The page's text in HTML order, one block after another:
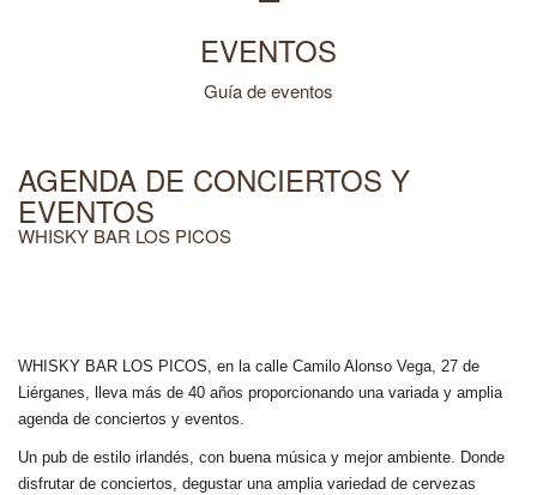
EVENTOS
Guía de eventos
AGENDA DE CONCIERTOS Y
EVENTOS
WHISKY BAR LOS PICOS
WHISKY BAR LOS PICOS, en la calle Camilo Alonso Vega, 27 de
Liérganes, lleva más de 40 años proporcionando una variada y amplia
agenda de conciertos y eventos.
Un pub de estilo irlandés, con buena música y mejor ambiente. Donde
disfrutar de conciertos, degustar una amplia variedad de cervezas